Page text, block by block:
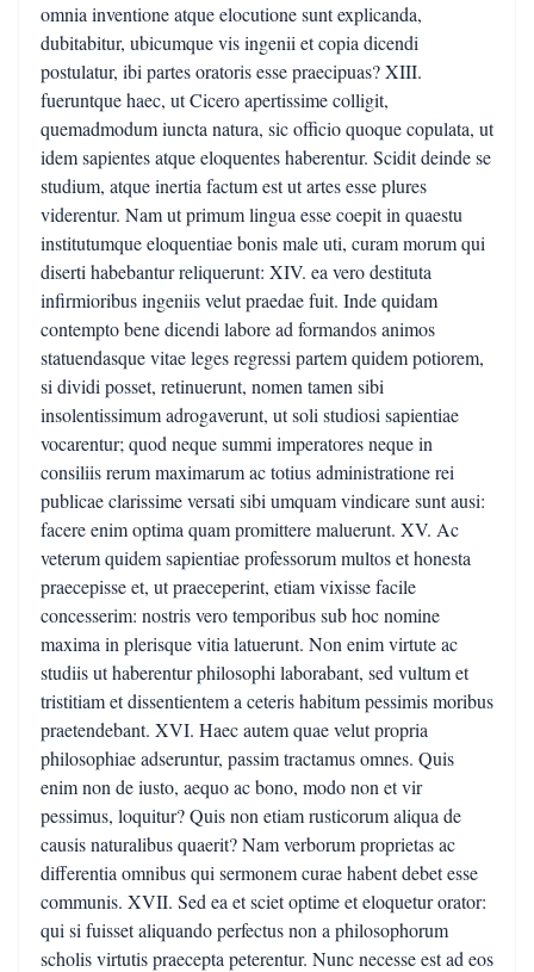
omnia inventione atque elocutione sunt explicanda,
dubitabitur, ubicumque vis ingenii et copia dicendi
postulatur, ibi partes oratoris esse praecipuas? XIII.
fueruntque haec, ut Cicero apertissime colligit,
quemadmodum iuncta natura, sic officio quoque copulata, ut
idem sapientes atque eloquentes haberentur. Scidit deinde se
studium, atque inertia factum est ut artes esse plures
viderentur. Nam ut primum lingua esse coepit in quaestu
institutumque eloquentiae bonis male uti, curam morum qui
diserti habebantur reliquerunt: XIV. ea vero destituta
infirmioribus ingeniis velut praedae fuit. Inde quidam
contempto bene dicendi labore ad formandos animos
statuendasque vitae leges regressi partem quidem potiorem,
si dividi posset, retinuerunt, nomen tamen sibi
insolentissimum adrogaverunt, ut soli studiosi sapientiae
vocarentur; quod neque summi imperatores neque in
consiliis rerum maximarum ac totius administratione rei
publicae clarissime versati sibi umquam vindicare sunt ausi:
facere enim optima quam promittere maluerunt. XV. Ac
veterum quidem sapientiae professorum multos et honesta
praecepisse et, ut praeceperint, etiam vixisse facile
concesserim: nostris vero temporibus sub hoc nomine
maxima in plerisque vitia latuerunt. Non enim virtute ac
studiis ut haberentur philosophi laborabant, sed vultum et
tristitiam et dissentientem a ceteris habitum pessimis moribus
praetendebant. XVI. Haec autem quae velut propria
philosophiae adseruntur, passim tractamus omnes. Quis
enim non de iusto, aequo ac bono, modo non et vir
pessimus, loquitur? Quis non etiam rusticorum aliqua de
causis naturalibus quaerit? Nam verborum proprietas ac
differentia omnibus qui sermonem curae habent debet esse
communis. XVII. Sed ea et sciet optime et eloquetur orator:
qui si fuisset aliquando perfectus non a philosophorum
scholis virtutis praecepta peterentur. Nunc necesse est ad eos